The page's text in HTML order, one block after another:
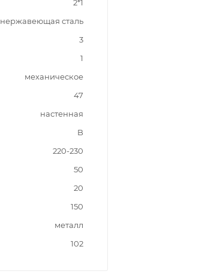
2*1
нержавеющая сталь
3
1
механическое
47
настенная
B
220-230
50
20
150
металл
102